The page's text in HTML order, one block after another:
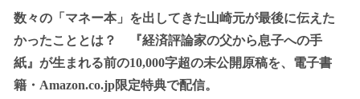
数々の「マネー本」を出してきた山崎元が最後に伝えた
かったこととは？ 『経済評論家の父から息子への手
紙』が生まれる前の10,000字超の未公開原稿を、電子書
籍・Amazon.co.jp限定特典で配信。